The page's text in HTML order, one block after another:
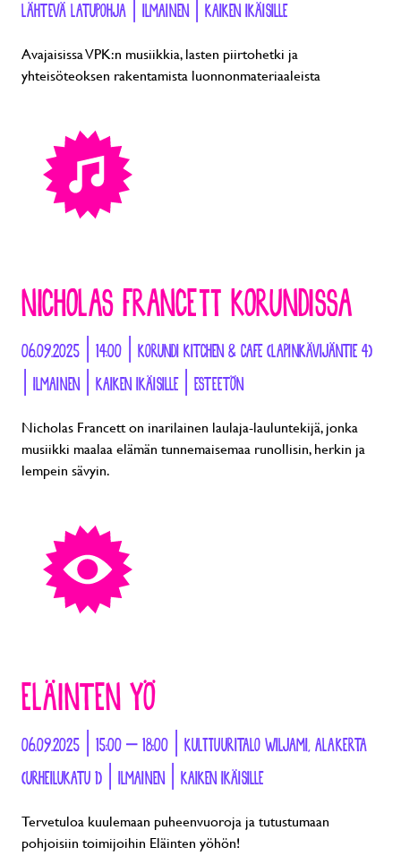
LÄHTEVÄ LATUPOHJA | ILMAINEN | KAIKEN IKÄISILLE
Avajaisissa VPK:n musiikkia, lasten piirtohetki ja
yhteisöteoksen rakentamista luonnonmateriaaleista
NICHOLAS FRANCETT KORUNDISSA
06.09.2025 | 14:00 | KORUNDI KITCHEN & CAFE (LAPINKÄVIJÄNTIE 4)
| ILMAINEN | KAIKEN IKÄISILLE | ESTEETÖN
Nicholas Francett on inarilainen laulaja-lauluntekijä, jonka
musiikki maalaa elämän tunnemaisemaa runollisin, herkin ja
lempein sävyin.
ELÄINTEN YÖ
06.09.2025 | 15:00 – 18:00 | KULTTUURITALO WILJAMI, ALAKERTA
(URHEILUKATU 1) | ILMAINEN | KAIKEN IKÄISILLE
Tervetuloa kuulemaan puheenvuoroja ja tutustumaan
pohjoisiin toimijoihin Eläinten yöhön!